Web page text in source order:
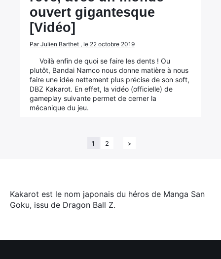
Kakarot est le nom japonais du héros de Manga San
Goku, issu de Dragon Ball Z.
ouvert gigantesque
[Vidéo]
Par Julien Barthet , le 22 octobre 2019
Voilà enfin de quoi se faire les dents ! Ou
plutôt, Bandai Namco nous donne matière à nous
faire une idée nettement plus précise de son soft,
DBZ Kakarot. En effet, la vidéo (officielle) de
gameplay suivante permet de cerner la
mécanique du jeu.
1 2 >